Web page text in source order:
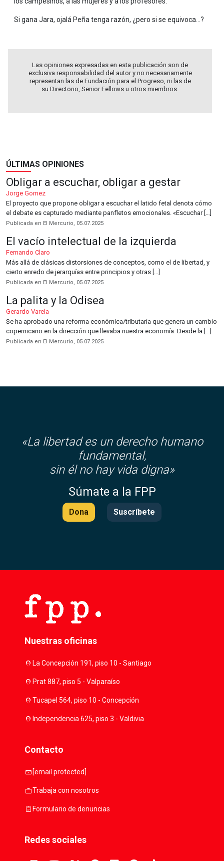
Si gana Jara, ojalá Peña tenga razón, ¿pero si se equivoca...?
Las opiniones expresadas en esta publicación son de
exclusiva responsabilidad del autor y no necesariamente
representan las de Fundación para el Progreso, ni las de
su Directorio, Senior Fellows u otros miembros.
ÚLTIMAS OPINIONES
Obligar a escuchar, obligar a gestar
Jorge Gomez
El proyecto que propone obligar a escuchar el latido fetal denota cómo
el debate es capturado mediante panfletos emocionales. «Escuchar […]
Publicada en El Mercurio, 05.07.2025
El vacío intelectual de la izquierda
Fernando Claro
Más allá de clásicas distorsiones de conceptos, como el de libertad, y
cierto enredo de jerarquías entre principios y otras […]
Publicada en El Mercurio, 05.07.2025
La palita y la Odisea
Gerardo Varela
Se ha aprobado una reforma económica/tributaria que genera un cambio
copernicano en la dirección que llevaba nuestra economía. Desde la […]
Publicada en El Mercurio, 05.07.2025
«La libertad es un derecho humano
fundamental,
sin él no hay vida digna»
Súmate a la FPP
Dona Suscríbete
Nuestras oficinas
location_onLa Concepción 191, piso 10 - Santiago
location_onPrat 887, piso 5 - Valparaíso
location_onTucapel 564, piso 10 - Concepción
location_onIndependencia 625, piso 3 - Valdivia
Contacto
mail [email protected]
workTrabaja con nosotros
assignmentFormulario de denuncias
Redes sociales